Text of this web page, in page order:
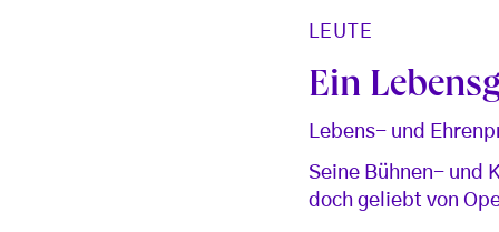
LEUTE
Ein
Lebens- und
Seine Bühnen- und
doch geliebt von